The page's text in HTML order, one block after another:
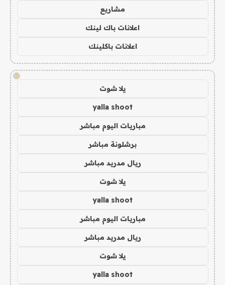
مشاريع
اعلانات باك لينك
اعلانات باكلينك
!
يلا شوت
yalla shoot
مباريات اليوم مباشر
برشلونة مباشر
ريال مدريد مباشر
يلا شوت
yalla shoot
مباريات اليوم مباشر
ريال مدريد مباشر
يلا شوت
yalla shoot